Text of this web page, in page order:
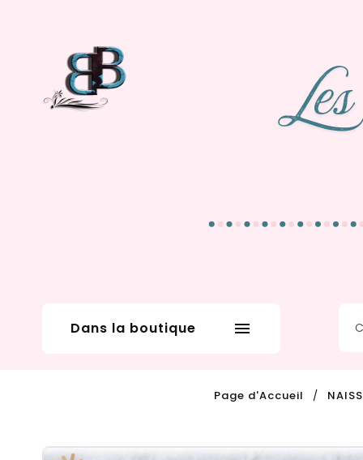
Dans la boutique 
Page d'Accueil